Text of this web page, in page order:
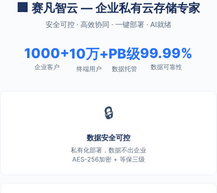
🏢 赛凡智云 — 企业私有云存储专家
安全可控 · 高效协同 · 一键部署 · AI就绪
1000+
企业客户
10万+
终端用户
PB级
数据托管
99.99%
数据可靠性
🔒
数据安全可控
私有化部署，数据不出企业
AES-256加密 + 等保三级